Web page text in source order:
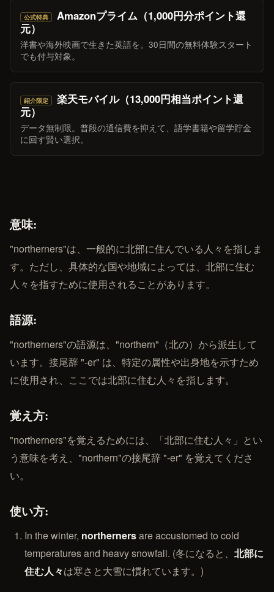
公式特典
Amazonプライム（1,000円分ポイント還
元）
洋書や海外映画で生きた英語を。30日間の無料体験スタート
でも付与対象。
紹介限定
楽天モバイル（13,000円相当ポイント還
元）
データ無制限。普段の通信費を抑えて、語学書籍や留学貯金
に回す賢い選択。
意味:
"northerners"は、一般的に北部に住んでいる人々を指しま
す。ただし、具体的な国や地域によっては、北部に住む
人々を指すために使用されることがあります。
語源:
"northerners"の語源は、"northern"（北の）から派生して
います。接尾辞 "-er" は、特定の属性や出身地を示すため
に使用され、ここでは北部に住む人々を指します。
覚え方:
"northerners"を覚えるためには、「北部に住む人々」とい
う意味を考え、"northern"の接尾辞 "-er" を覚えてくださ
い。
使い方:
In the winter, northernersare accustomed to cold
temperatures and heavy snowfall. (冬になると、 北部に
住む人々は寒さと大雪に慣れています。)